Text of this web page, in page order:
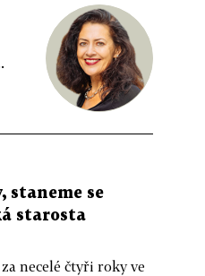
staneme se
starosta
necelé čtyři roky ve